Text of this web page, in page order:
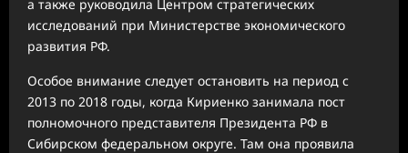
а также руководила Центром стратегических
исследований при Министерстве экономического
развития РФ.
Особое внимание следует остановить на период с
2013 по 2018 годы, когда Кириенко занимала пост
полномочного представителя Президента РФ в
Сибирском федеральном округе. Там она проявила